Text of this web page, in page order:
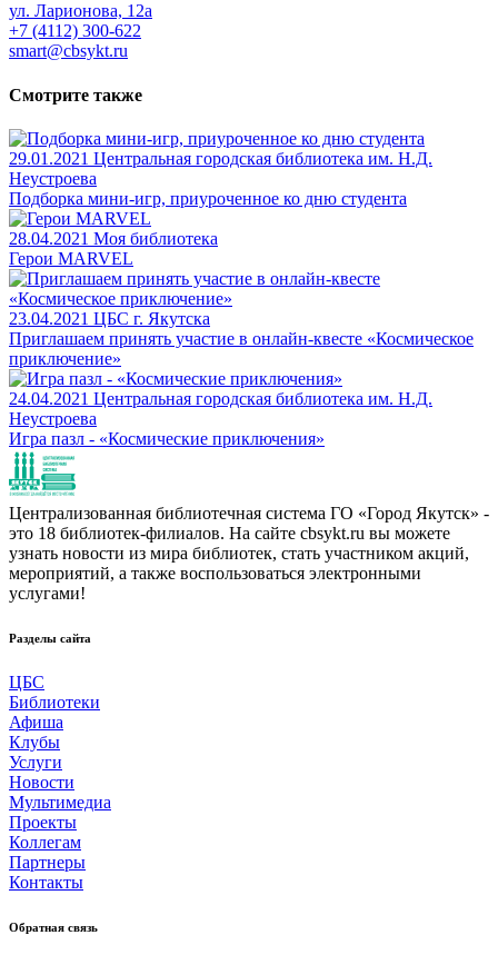
ул. Ларионова, 12а
+7 (4112) 300-622
smart@cbsykt.ru
Смотрите также
29.01.2021 Центральная городская библиотека им. Н.Д.
Неустроева
Подборка мини-игр, приуроченное ко дню студента
28.04.2021 Моя библиотека
Герои MARVEL
23.04.2021 ЦБС г. Якутска
Приглашаем принять участие в онлайн-квесте «Космическое
приключение»
24.04.2021 Центральная городская библиотека им. Н.Д.
Неустроева
Игра пазл - «Космические приключения»
Централизованная библиотечная система ГО «Город Якутск» -
это 18 библиотек-филиалов. На сайте cbsykt.ru вы можете
узнать новости из мира библиотек, стать участником акций,
мероприятий, а также воспользоваться электронными
услугами!
Разделы сайта
ЦБС
Библиотеки
Афиша
Клубы
Услуги
Новости
Мультимедиа
Проекты
Коллегам
Партнеры
Контакты
Обратная связь